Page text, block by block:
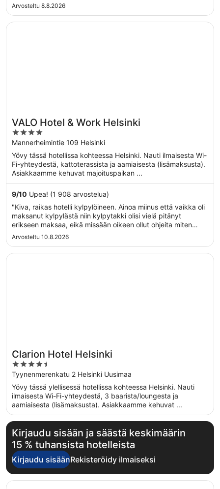
Arvosteltu 8.8.2026
VALO Hotel & Work Helsinki
4
out
of
5
Mannerheimintie 109 Helsinki
Yövy tässä hotellissa kohteessa Helsinki. Nauti ilmaisesta Wi-
Fi-yhteydestä, kattoterassista ja aamiaisesta (lisämaksusta).
Asiakkaamme kehuvat majoituspaikan ...
9/10 Upea! (1 908 arvostelua)
"Kiva, raikas hotelli kylpylöineen. Ainoa miinus että vaikka oli
maksanut kylpylästä niin kylpytakki olisi vielä pitänyt
erikseen maksaa, eikä missään oikeen ollut ohjeita miten
kylpylään mennään esim. onko siellä pyyhkeitä tms. Niin
kun ensin ..."
Arvosteltu 10.8.2026
Avautuu uuteen ikkunaan
VALO Hotel & Work Helsinki
Clarion Hotel Helsinki
4.5
out
of
5
Tyynenmerenkatu 2 Helsinki Uusimaa
Yövy tässä ylellisessä hotellissa kohteessa Helsinki. Nauti
ilmaisesta Wi-Fi-yhteydestä, 3 baarista/loungesta ja
aamiaisesta (lisämaksusta). Asiakkaamme kehuvat ...
Avautuu uuteen ikkunaan
Clarion Hotel Helsinki
Kirjaudu sisään ja säästä keskimäärin
15 % tuhansista hotelleista
Kirjaudu sisäänRekisteröidy ilmaiseksi
Avautuu uuteen ikkunaan
Clarion Hotel Helsinki Airport